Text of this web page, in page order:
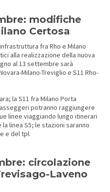
modifiche
Certosa
fra Rho e Milano
alla realizzazione della nuova
al 13 settembre sarà
Milano-Treviglio e S11 Rho-
la S11 fra Milano Porta
potranno raggiungere
linee viaggiando lungo itinerari
linea S5; le stazioni saranno
e del tpl.
circolazione
Laveno